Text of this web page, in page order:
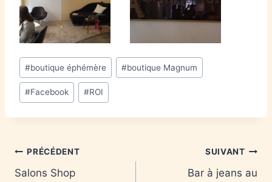
#boutique éphémère #boutique Magnum
#Facebook #ROI
PRÉCÉDENT
Salons Shop
SUIVANT
Bar à jeans au